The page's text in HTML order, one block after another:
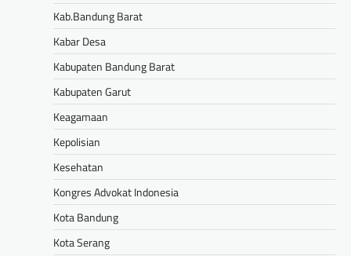
Kab.Bandung Barat
Kabar Desa
Kabupaten Bandung Barat
Kabupaten Garut
Keagamaan
Kepolisian
Kesehatan
Kongres Advokat Indonesia
Kota Bandung
Kota Serang